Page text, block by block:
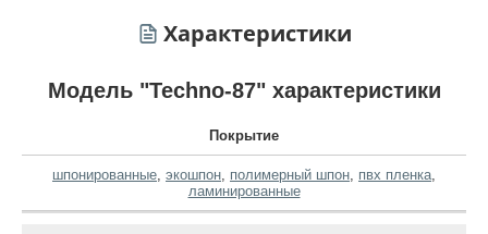
Характеристики
Модель "Techno-87" характеристики
Покрытие
шпонированные, экошпон, полимерный шпон, пвх пленка,
ламинированные